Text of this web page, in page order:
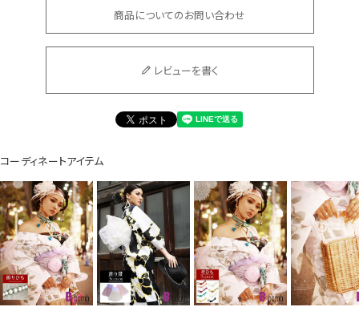
商品についてのお問い合わせ
レビューを書く
コーディネートアイテム